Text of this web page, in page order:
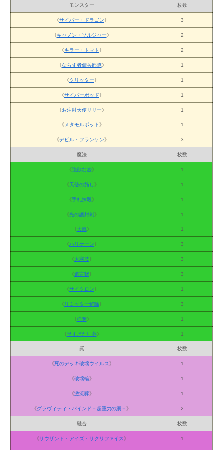
モンスター 枚数
《サイバー・ドラゴン》 3
《キャノン・ソルジャー》 2
《キラー・トマト》 2
《ならず者傭兵部隊》 1
《クリッター》 1
《サイバーポッド》 1
《お注射天使リリー》 1
《メタモルポット》 1
《デビル・フランケン》 3
魔法 枚数
《強欲な壺》 1
《天使の施し》 1
《手札抹殺》 1
《光の護封剣 》 1
《大嵐》 1
《ハリケーン》 3
《大寒波》 3
《遺言状》 3
《サイクロン》 1
《リミッター解除》 3
《強奪》 1
《早すぎた埋葬》 1
罠 枚数
《死のデッキ破壊ウイルス》 1
《破壊輪》 1
《激流葬》 1
《グラヴィティ・バインド－超重力の網－ 》 2
融合 枚数
《サウザンド・アイズ・サクリファイス》 1